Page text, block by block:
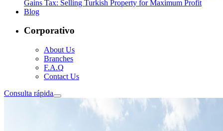
Gains Tax: Selling Turkish Property for Maximum Profit
Blog
Corporativo
About Us
Branches
F.A.Q
Contact Us
Consulta rápida